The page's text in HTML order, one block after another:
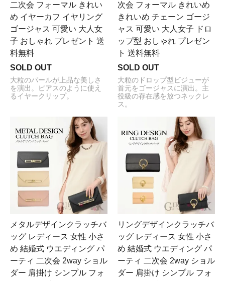
二次会 フォーマル きれい
め イヤーカフ イヤリング
ゴージャス 可愛い 大人女
子 おしゃれ プレゼント 送
料無料
SOLD OUT
大粒のパールが上品な美しさ
を演出。ピアスのように使え
るイヤークリップ。
次会 フォーマル きれいめ
きれいめ チェーン ゴージ
ャス 可愛い 大人女子 ドロ
ップ型 おしゃれ プレゼン
ト 送料無料
SOLD OUT
大粒のドロップ型ビジューが
首元をゴージャスに演出。主
役級の存在感を放つネックレ
ス。
メタルデザインクラッチバ
ッグ レディース 女性 小さ
め 結婚式 ウエディング パ
ーティ 二次会 2way ショル
ダー 肩掛け シンプル フォ
リングデザインクラッチバ
ッグ レディース 女性 小さ
め 結婚式 ウエディング パ
ーティ 二次会 2way ショル
ダー 肩掛け シンプル フォ